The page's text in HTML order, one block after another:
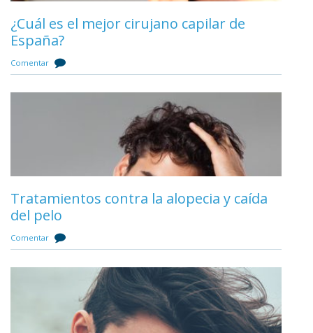
Mejor clínica de injerto capilar en Málaga
Comentar
Mejor cirujano de injerto capilar de
Málaga
Comentar
¿Cuál es el mejor cirujano capilar de
España?
Comentar
Tratamientos contra la alopecia y caída
del pelo
Comentar